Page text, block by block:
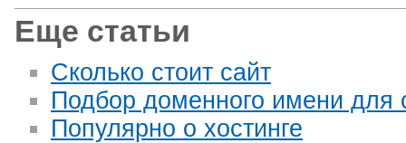
Еще статьи
Сколько стоит сайт
Подбор доменного имени для
Популярно о хостинге